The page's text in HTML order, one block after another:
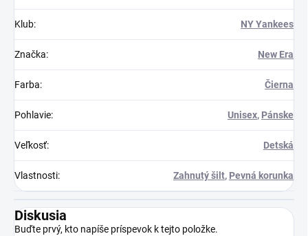
Klub: NY Yankees
Značka: New Era
Farba: Čierna
Pohlavie: Unisex, Pánske
Veľkosť: Detská
Vlastnosti: Zahnutý šilt, Pevná korunka
Diskusia
Buďte prvý, kto napíše príspevok k tejto položke.